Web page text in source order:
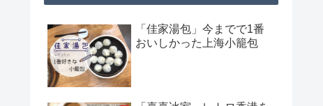
「佳家湯包」今までで1番
おいしかった上海小籠包